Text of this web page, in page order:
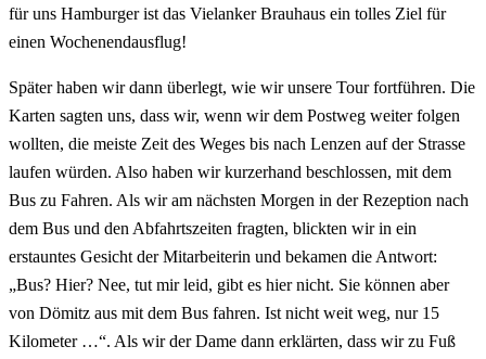
für uns Hamburger ist das Vielanker Brauhaus ein tolles Ziel für
einen Wochenendausflug!
Später haben wir dann überlegt, wie wir unsere Tour fortführen. Die
Karten sagten uns, dass wir, wenn wir dem Postweg weiter folgen
wollten, die meiste Zeit des Weges bis nach Lenzen auf der Strasse
laufen würden. Also haben wir kurzerhand beschlossen, mit dem
Bus zu Fahren. Als wir am nächsten Morgen in der Rezeption nach
dem Bus und den Abfahrtszeiten fragten, blickten wir in ein
erstauntes Gesicht der Mitarbeiterin und bekamen die Antwort:
„Bus? Hier? Nee, tut mir leid, gibt es hier nicht. Sie können aber
von Dömitz aus mit dem Bus fahren. Ist nicht weit weg, nur 15
Kilometer …“. Als wir der Dame dann erklärten, dass wir zu Fuß